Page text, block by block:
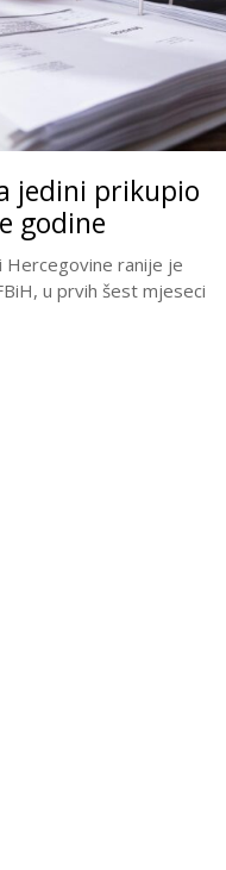
jedini prikupio
godine
Hercegovine ranije je
u prvih šest mjeseci